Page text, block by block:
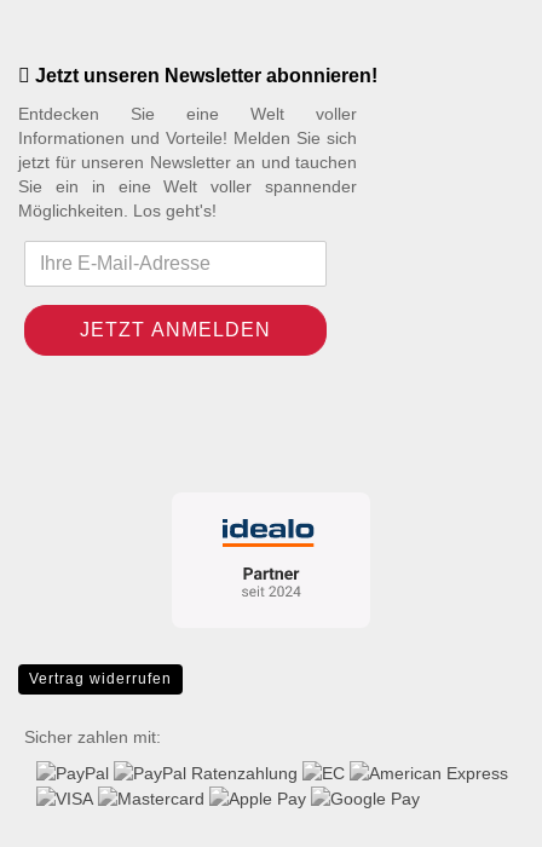
Jetzt unseren Newsletter abonnieren!
Entdecken Sie eine Welt voller
Informationen und Vorteile! Melden Sie sich
jetzt für unseren Newsletter an und tauchen
Sie ein in eine Welt voller spannender
Möglichkeiten. Los geht's!
Vertrag widerrufen
Sicher zahlen mit: